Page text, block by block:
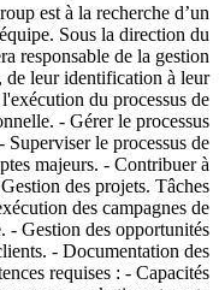
est à la recherche d’un
Sous la direction du
responsable de la gestion
de leur identification à leur
du processus de
- Gérer le processus
le processus de
majeurs. - Contribuer à
des projets. Tâches
des campagnes de
- Gestion des opportunités
- Documentation des
requises : - Capacités